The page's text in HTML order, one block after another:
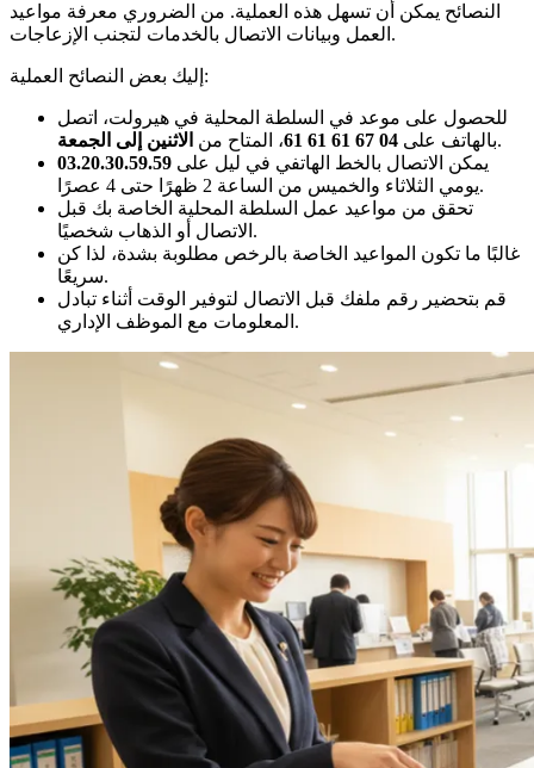
النصائح يمكن أن تسهل هذه العملية. من الضروري معرفة مواعيد
العمل وبيانات الاتصال بالخدمات لتجنب الإزعاجات.
إليك بعض النصائح العملية:
للحصول على موعد في السلطة المحلية في هيرولت، اتصل
بالهاتف على 04 67 61 61 61 ، المتاح من الاثنين إلى الجمعة
.
يمكن الاتصال بالخط الهاتفي في ليل على 03.20.30.59.59
يومي الثلاثاء والخميس من الساعة 2 ظهرًا حتى 4 عصرًا.
تحقق من مواعيد عمل السلطة المحلية الخاصة بك قبل
الاتصال أو الذهاب شخصيًا.
غالبًا ما تكون المواعيد الخاصة بالرخص مطلوبة بشدة، لذا كن
سريعًا.
قم بتحضير رقم ملفك قبل الاتصال لتوفير الوقت أثناء تبادل
المعلومات مع الموظف الإداري.